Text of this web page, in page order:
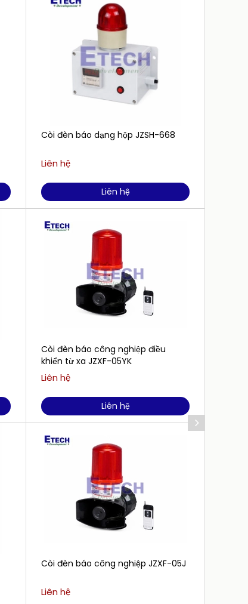
Còi đèn báo dạng hộp JZSH-668
Liên hệ
Liên hệ
Còi đèn báo công nghiệp điều
khiển từ xa JZXF-05YK
Liên hệ
Liên hệ
Còi đèn báo công nghiệp JZXF-05J
Liên hệ